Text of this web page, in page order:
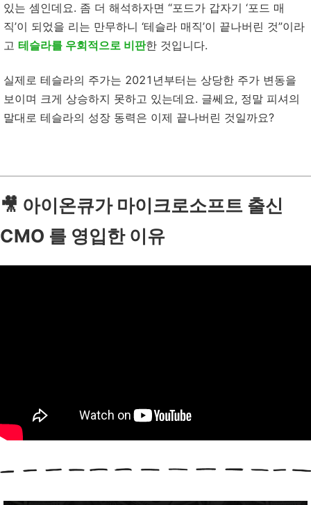
있는 셈인데요. 좀 더 해석하자면 “포드가 갑자기 ‘포드 매
직’이 되었을 리는 만무하니 ‘테슬라 매직’이 끝나버린 것”이라
고 테슬라를 우회적으로 비판한 것입니다.
실제로 테슬라의 주가는 2021년부터는 상당한 주가 변동을
보이며 크게 상승하지 못하고 있는데요. 글쎄요, 정말 피셔의
말대로 테슬라의 성장 동력은 이제 끝나버린 것일까요?
🎥 아이온큐가 마이크로소프트 출신
CMO 를 영입한 이유